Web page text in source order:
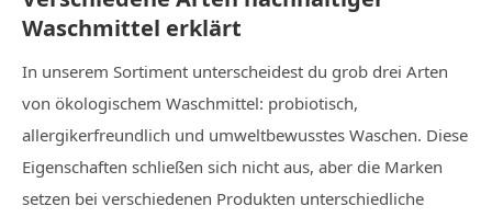
Waschmittel erklärt
In unserem Sortiment unterscheidest du grob drei Arten
von ökologischem Waschmittel: probiotisch,
allergikerfreundlich und umweltbewusstes Waschen. Diese
Eigenschaften schließen sich nicht aus, aber die Marken
setzen bei verschiedenen Produkten unterschiedliche